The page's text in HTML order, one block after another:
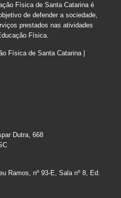
Física de Santa Catarina é
de defender a sociedade,
prestados nas atividades
Física.
Física de Santa Catarina |
Dutra, 668
Ramos, nº 93-E, Sala nº 8, Ed.